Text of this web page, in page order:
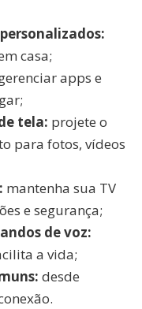
casa;
apps e
tela: projete o
para fotos, vídeos
mantenha sua TV
e segurança;
de voz:
a vida;
desde